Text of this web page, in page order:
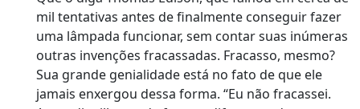
mil tentativas antes de finalmente conseguir fazer
uma lâmpada funcionar, sem contar suas inúmeras
outras invenções fracassadas. Fracasso, mesmo?
Sua grande genialidade está no fato de que ele
jamais enxergou dessa forma. “Eu não fracassei.